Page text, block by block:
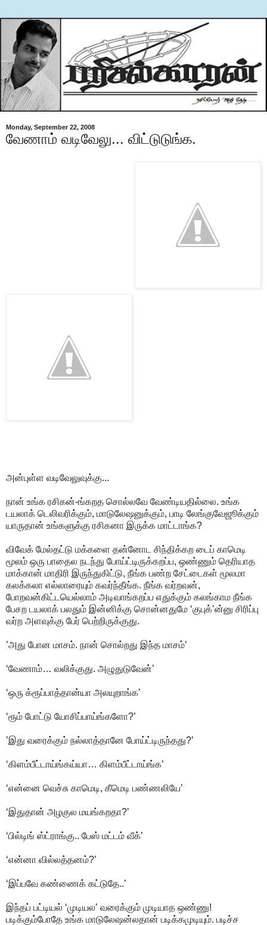
Monday, September 22, 2008
வேணாம் வடிவேலு... விட்டுடுங்க.
அன்புள்ள வடிவேலுவுக்கு...
நான் உங்க ரசிகன்-ங்கறத சொல்லவே வேண்டியதில்லை. உங்க
டயலாக் டெலிவரிக்கும், மாடுலேஷனுக்கும், பாடி லேங்குவேஜூக்கும்
யாருதான் உங்களுக்கு ரசிகனா இருக்க மாட்டாங்க?
விவேக் மேல்தட்டு மக்களை தன்னோட சிந்திக்கற டைப் காமெடி
மூலம் ஒரு பாதைல நடந்து போய்ட்டிருக்கறப்ப, ஒண்ணும் தெரியாத
மாக்கான் மாதிரி இருந்துகிட்டு, நீங்க பண்ற சேட்டைகள் மூலமா
கலக்கலா எல்லாரையும் கவர்ந்தீங்க. நீங்க வர்றவன்,
போறவன்கிட்டயெல்லாம் அடிவாங்கறப்ப எதுக்கும் கலங்காம நீங்க
பேசற டயலாக் பலதும் இன்னிக்கு சொன்னதுமே ‘குபுக்’ன்னு சிரிப்பு
வர்ற அளவுக்கு பேர் பெற்றிருக்குது.
’அது போன மாசம். நான் சொல்றது இந்த மாசம்’
‘வேணாம்… வலிக்குது. அழுதுடுவேன்’
‘ஒரு க்ரூப்பாத்தான்யா அலயுறாங்க’
‘ரூம் போட்டு யோசிப்பாய்ங்களோ?’
’இது வரைக்கும் நல்லாத்தானே போய்ட்டிருந்தது?’
‘கிளம்பீட்டாய்ங்கய்யா… கிளம்பீட்டாய்ங்க’
‘என்னை வெச்சு காமெடி, கீமெடி பண்ணலியே’
‘இதுதான் அழகுல மயங்கறதா?’
‘பில்டிங் ஸ்ட்ராங்கு.. பேஸ் மட்டம் வீக்’
‘என்னா வில்லத்தனம்?’
‘இப்பவே கண்ணைக் கட்டுதே..’
இந்தப் பட்டியல் ‘முடியல’ வரைக்கும் முடியாத ஒண்ணு!
படிக்கும்போதே உங்க மாடுலேஷன்லதான் படிக்கமுடியும். படிச்ச